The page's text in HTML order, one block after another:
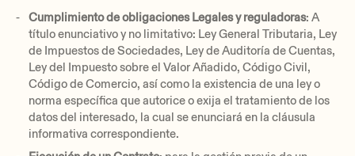
Cumplimiento de obligaciones Legales y reguladoras: A
título enunciativo y no limitativo: Ley General Tributaria, Ley
de Impuestos de Sociedades, Ley de Auditoría de Cuentas,
Ley del Impuesto sobre el Valor Añadido, Código Civil,
Código de Comercio, así como la existencia de una ley o
norma específica que autorice o exija el tratamiento de los
datos del interesado, la cual se enunciará en la cláusula
informativa correspondiente.